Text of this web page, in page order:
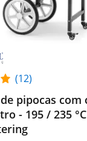
(12)
pipocas com
- 195 / 235